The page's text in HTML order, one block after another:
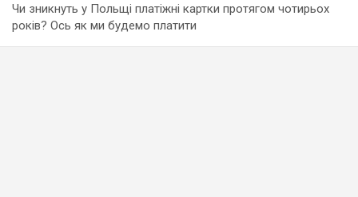
Чи зникнуть у Польщі платіжні картки протягом чотирьох
років? Ось як ми будемо платити